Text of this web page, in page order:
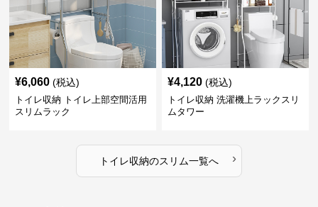
¥6,060 (税込)
トイレ収納 トイレ上部空間活用
スリムラック
¥4,120 (税込)
トイレ収納 洗濯機上ラックスリ
ムタワー
トイレ収納のスリム一覧へ ›